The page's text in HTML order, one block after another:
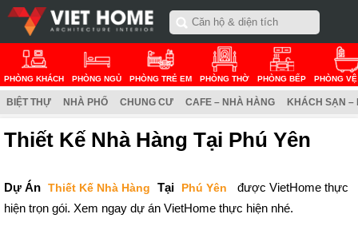
PHÒNG KHÁCH PHÒNG NGỦ PHÒNG TRẺ EM PHÒNG THỜ PHÒNG BẾP PHÒNG
BIỆT THỰ NHÀ PHỐ CHUNG CƯ CAFE – NHÀ HÀNG KHÁCH SẠN –
Thiết Kế Nhà Hàng Tại Phú Yên
Dự Án Thiết Kế Nhà Hàng Tại Phú Yên
được VietHome thực
hiện trọn gói. Xem ngay dự án VietHome thực hiện nhé.